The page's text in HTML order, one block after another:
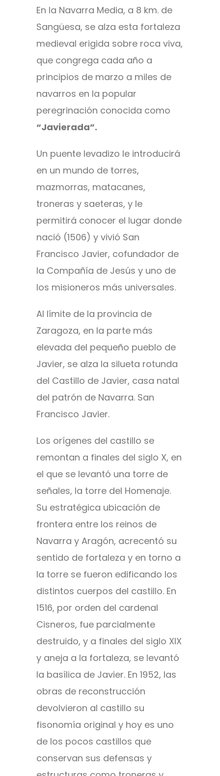
En la Navarra Media, a 8 km. de
Sangüesa, se alza esta fortaleza
medieval erigida sobre roca viva,
que congrega cada año a
principios de marzo a miles de
navarros en la popular
peregrinación conocida como
“Javierada”.
Un puente levadizo le introducirá
en un mundo de torres,
mazmorras, matacanes,
troneras y saeteras, y le
permitirá conocer el lugar donde
nació (1506) y vivió San
Francisco Javier, cofundador de
la Compañía de Jesús y uno de
los misioneros más universales.
Al límite de la provincia de
Zaragoza, en la parte más
elevada del pequeño pueblo de
Javier, se alza la silueta rotunda
del Castillo de Javier, casa natal
del patrón de Navarra. San
Francisco Javier.
Los orígenes del castillo se
remontan a finales del siglo X, en
el que se levantó una torre de
señales, la torre del Homenaje.
Su estratégica ubicación de
frontera entre los reinos de
Navarra y Aragón, acrecentó su
sentido de fortaleza y en torno a
la torre se fueron edificando los
distintos cuerpos del castillo. En
1516, por orden del cardenal
Cisneros, fue parcialmente
destruido, y a finales del siglo XIX
y aneja a la fortaleza, se levantó
la basílica de Javier. En 1952, las
obras de reconstrucción
devolvieron al castillo su
fisonomía original y hoy es uno
de los pocos castillos que
conservan sus defensas y